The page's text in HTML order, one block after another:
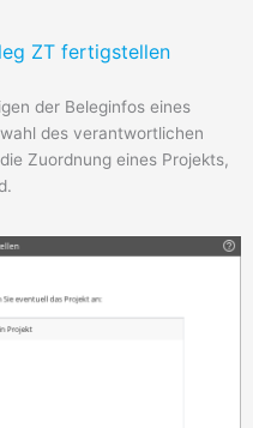
ZT fertigstellen
der Beleginfos eines
des verantwortlichen
Zuordnung eines Projekts,